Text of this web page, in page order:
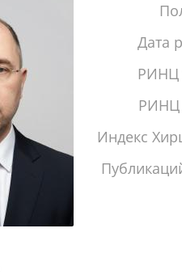
Дата
РИНЦ
РИНЦ
Индекс